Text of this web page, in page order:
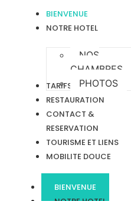
BIENVENUE
NOTRE HOTEL
NOS
CHAMBRES
PHOTOS
TARIFS
RESTAURATION
CONTACT &
RESERVATION
TOURISME ET LIENS
MOBILITE DOUCE
BIENVENUE